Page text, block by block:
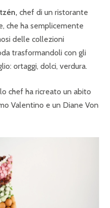
chef di un ristorante
che ha semplicemente
delle collezioni
trasformandoli con gli
ortaggi, dolci, verdura.
chef ha ricreato un abito
Valentino e un Diane Von